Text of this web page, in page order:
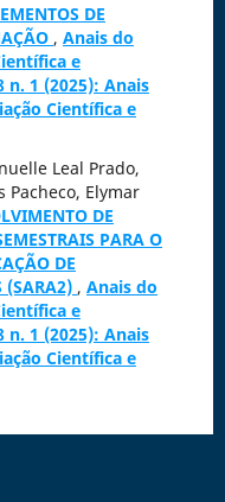
DE
, Anais do
e
n. 1 (2025): Anais
Científica e
Leal Prado,
Pacheco, Elymar
DE
PARA O
DE
(SARA2) , Anais do
e
n. 1 (2025): Anais
Científica e